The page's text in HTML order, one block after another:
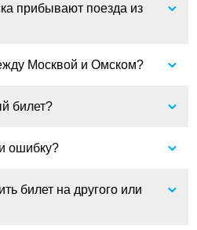
прибывают поезда из
Москвой и Омском?
билет?
ошибку?
билет на другого или